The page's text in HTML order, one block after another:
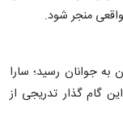
واقعی منجر شود.
جوانان رسید؛ سارا
گام گذار تدریجی از